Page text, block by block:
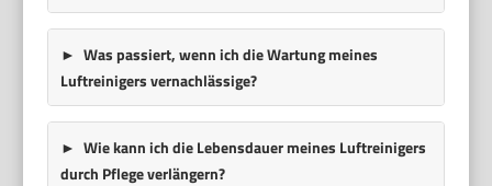
Was passiert, wenn ich die Wartung meines
Luftreinigers vernachlässige?
Wie kann ich die Lebensdauer meines Luftreinigers
durch Pflege verlängern?